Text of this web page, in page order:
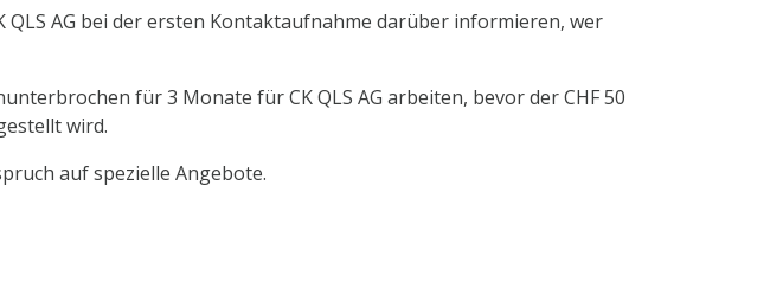
QLS AG bei der ersten Kontaktaufnahme darüber informieren, wer
für 3 Monate für CK QLS AG arbeiten, bevor der CHF 50
wird.
auf spezielle Angebote.